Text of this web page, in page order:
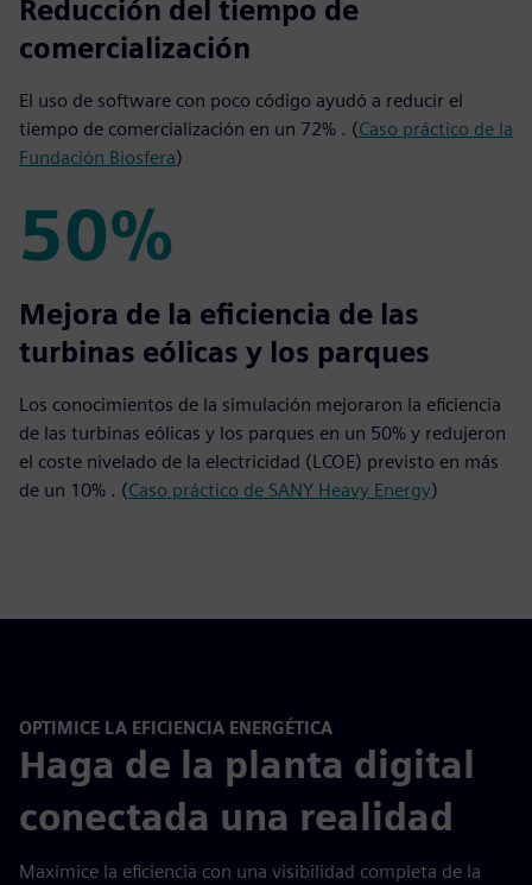
72%
Reducción del tiempo de
comercialización
El uso de software con poco código ayudó a reducir el
tiempo de comercialización en un 72% . (Caso práctico de la
Fundación Biosfera)
50%
50%
Mejora de la eficiencia de las
turbinas eólicas y los parques
Los conocimientos de la simulación mejoraron la eficiencia
de las turbinas eólicas y los parques en un 50% y redujeron
el coste nivelado de la electricidad (LCOE) previsto en más
de un 10% . (Caso práctico de SANY Heavy Energy)
OPTIMICE LA EFICIENCIA ENERGÉTICA
Haga de la planta digital
conectada una realidad
Maximice la eficiencia con una visibilidad completa de la